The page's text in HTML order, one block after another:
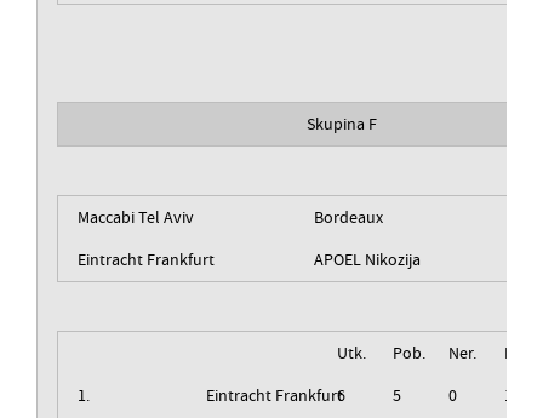
Skupina F
Maccabi Tel Aviv
Bordeaux
Eintracht Frankfurt
APOEL Nikozija
Utk. Pob. Ner.
Izg.
1.
Eintracht Frankfurt6 5 0
1